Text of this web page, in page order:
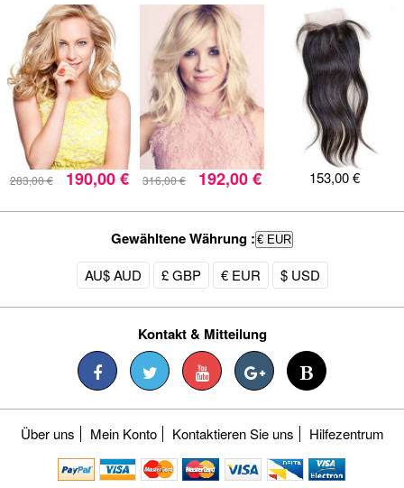
283,00 € 190,00 € 316,00 € 192,00 € 153,00 €
Gewähltene Währung : € EUR
AU$ AUD £ GBP € EUR $ USD
Kontakt & Mitteilung
Über uns Mein Konto Kontaktieren Sie uns Hilfezentrum